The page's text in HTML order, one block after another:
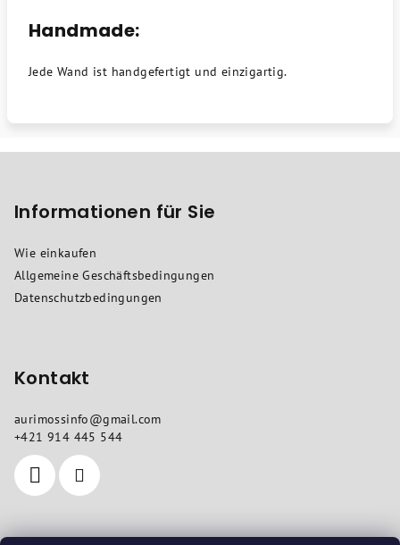
Handmade:
Jede Wand ist handgefertigt und einzigartig.
ßInformationen für Sie
Wie einkaufen
Allgemeine Geschäftsbedingungen
Datenschutzbedingungen
Kontakt
aurimossinfo@gmail.com
+421 914 445 544